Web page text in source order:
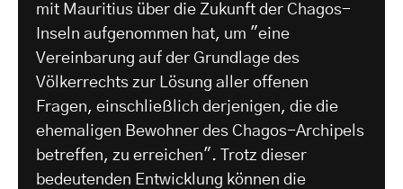
mit Mauritius über die Zukunft der Chagos-
Inseln aufgenommen hat, um "eine
Vereinbarung auf der Grundlage des
Völkerrechts zur Lösung aller offenen
Fragen, einschließlich derjenigen, die die
ehemaligen Bewohner des Chagos-Archipels
betreffen, zu erreichen". Trotz dieser
bedeutenden Entwicklung können die